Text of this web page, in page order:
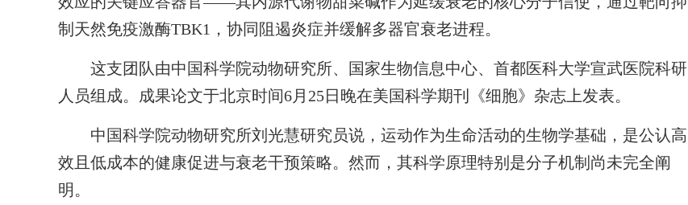
制天然免疫激酶TBK1，协同阻遏炎症并缓解多器官衰老进程。
这支团队由中国科学院动物研究所、国家生物信息中心、首都医科大学宣武医院科研
人员组成。成果论文于北京时间6月25日晚在美国科学期刊《细胞》杂志上发表。
中国科学院动物研究所刘光慧研究员说，运动作为生命活动的生物学基础，是公认高
效且低成本的健康促进与衰老干预策略。然而，其科学原理特别是分子机制尚未完全阐
明。